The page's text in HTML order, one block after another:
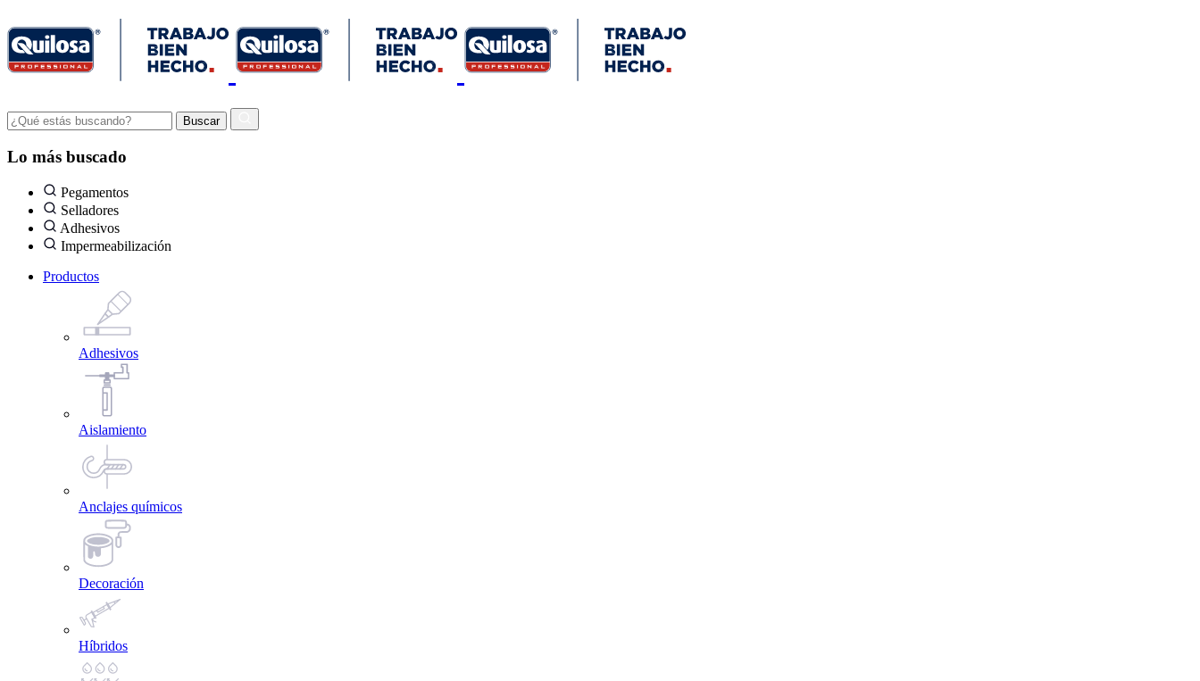
Lo más buscado
Pegamentos
Selladores
Adhesivos
Impermeabilización
Productos
Adhesivos
Aislamiento
Anclajes químicos
Decoración
Híbridos